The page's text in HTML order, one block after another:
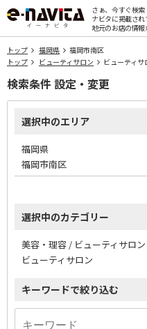
さぁ、今すぐ検索
ナビタに掲載され
地元のお店の情報
トップ 福岡県
福岡市南区
トップ
ビューティサロン ビューティサ
検索条件 設定・変更
選択中のエリア
福岡県
福岡市南区
選択中のカテゴリー
美容・理容 / ビューティサロン
ビューティサロン
キーワードで絞り込む